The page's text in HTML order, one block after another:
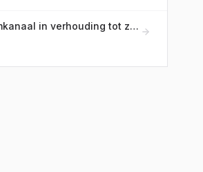
Welk zoogdier heeft van alle landdieren het langste darmkanaal in verhouding tot zijn lichaamslengte?